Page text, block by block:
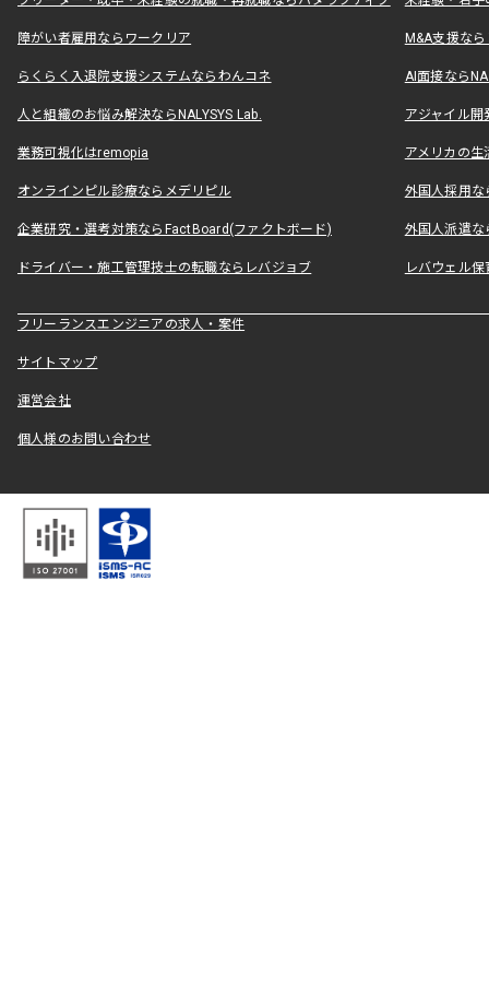
障がい者雇用ならワークリア M&A支援な
らくらく入退院支援システムならわんコネ AI面接なら
人と組織のお悩み解決ならNALYSYS Lab. アジャイル
業務可視化はremopia アメリカの
オンラインピル診療ならメデリピル 外国人採用
企業研究・選考対策ならFactBoard(ファクトボード) 外国人派遣な
ドライバー・施工管理技士の転職ならレバジョブ レバウェル
フリーランスエンジニアの求人・案件
サイトマップ
運営会社
個人様のお問い合わせ